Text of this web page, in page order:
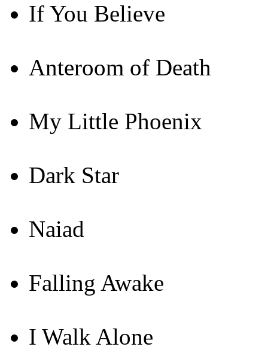
If You Believe
Anteroom of Death
My Little Phoenix
Dark Star
Naiad
Falling Awake
I Walk Alone